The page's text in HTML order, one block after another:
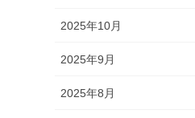
2025年10月
2025年9月
2025年8月